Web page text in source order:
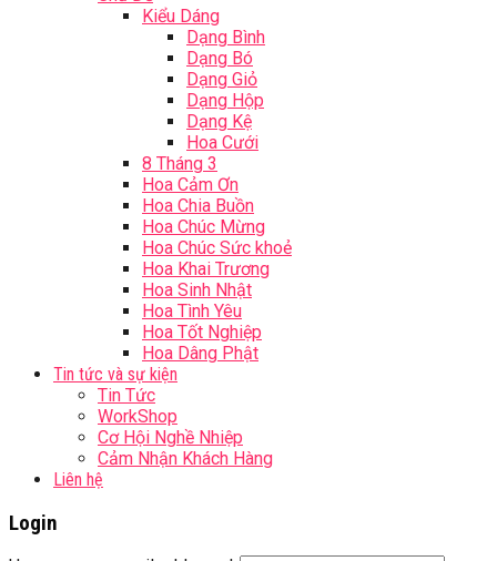
Kiểu Dáng
Dạng Bình
Dạng Bó
Dạng Giỏ
Dạng Hộp
Dạng Kệ
Hoa Cưới
8 Tháng 3
Hoa Cảm Ơn
Hoa Chia Buồn
Hoa Chúc Mừng
Hoa Chúc Sức khoẻ
Hoa Khai Trương
Hoa Sinh Nhật
Hoa Tình Yêu
Hoa Tốt Nghiệp
Hoa Dâng Phật
Tin tức và sự kiện
Tin Tức
WorkShop
Cơ Hội Nghề Nhiệp
Cảm Nhận Khách Hàng
Liên hệ
Login